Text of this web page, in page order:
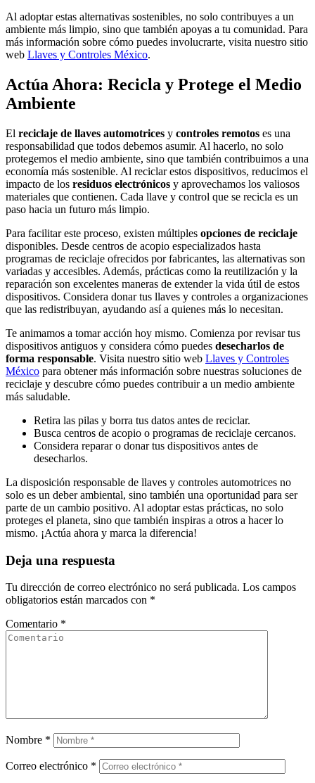
Al adoptar estas alternativas sostenibles, no solo contribuyes a un
ambiente más limpio, sino que también apoyas a tu comunidad. Para
más información sobre cómo puedes involucrarte, visita nuestro sitio
web Llaves y Controles México.
Actúa Ahora: Recicla y Protege el Medio
Ambiente
El reciclaje de llaves automotrices y controles remotos es una
responsabilidad que todos debemos asumir. Al hacerlo, no solo
protegemos el medio ambiente, sino que también contribuimos a una
economía más sostenible. Al reciclar estos dispositivos, reducimos el
impacto de los residuos electrónicos y aprovechamos los valiosos
materiales que contienen. Cada llave y control que se recicla es un
paso hacia un futuro más limpio.
Para facilitar este proceso, existen múltiples opciones de reciclaje
disponibles. Desde centros de acopio especializados hasta
programas de reciclaje ofrecidos por fabricantes, las alternativas son
variadas y accesibles. Además, prácticas como la reutilización y la
reparación son excelentes maneras de extender la vida útil de estos
dispositivos. Considera donar tus llaves y controles a organizaciones
que las redistribuyan, ayudando así a quienes más lo necesitan.
Te animamos a tomar acción hoy mismo. Comienza por revisar tus
dispositivos antiguos y considera cómo puedes desecharlos de
forma responsable. Visita nuestro sitio web Llaves y Controles
México para obtener más información sobre nuestras soluciones de
reciclaje y descubre cómo puedes contribuir a un medio ambiente
más saludable.
Retira las pilas y borra tus datos antes de reciclar.
Busca centros de acopio o programas de reciclaje cercanos.
Considera reparar o donar tus dispositivos antes de
desecharlos.
La disposición responsable de llaves y controles automotrices no
solo es un deber ambiental, sino también una oportunidad para ser
parte de un cambio positivo. Al adoptar estas prácticas, no solo
proteges el planeta, sino que también inspiras a otros a hacer lo
mismo. ¡Actúa ahora y marca la diferencia!
Deja una respuesta
Tu dirección de correo electrónico no será publicada. Los campos
obligatorios están marcados con *
Comentario *
Nombre *
Correo electrónico *